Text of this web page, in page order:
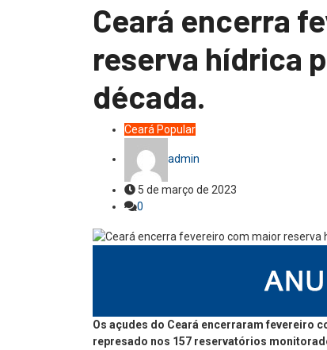
Ceará encerra
reserva hídrica
década.
Ceará Popular
admin
5 de março de 2023
0
Os açudes do Ceará encerraram fevereiro
represado nos 157 reservatórios